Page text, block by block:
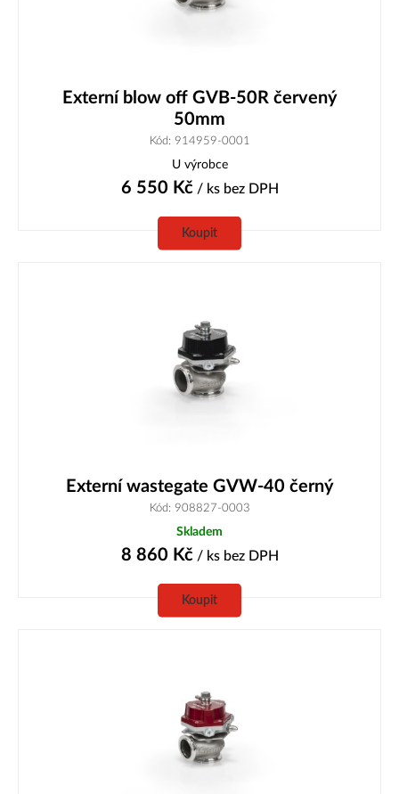
Externí blow off GVB-50R červený
50mm
Kód: 914959-0001
U výrobce
6 550 Kč/ ks bez DPH
Koupit
Externí wastegate GVW-40 černý
Kód: 908827-0003
Skladem
8 860 Kč/ ks bez DPH
Koupit